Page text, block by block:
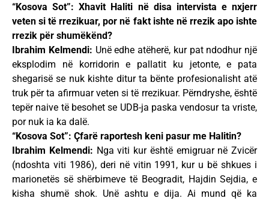
“Kosova Sot”: Xhavit Haliti në disa intervista e nxjerr
veten si të rrezikuar, por në fakt ishte në rrezik apo ishte
rrezik për shumëkënd?
Ibrahim Kelmendi: Unë edhe atëherë, kur pat ndodhur një
eksplodim në korridorin e pallatit ku jetonte, e pata
shegarisë se nuk kishte ditur ta bënte profesionalisht atë
truk për ta afirmuar veten si të rrezikuar. Përndryshe, është
tepër naive të besohet se UDB-ja paska vendosur ta vriste,
por nuk ia ka dalë.
“Kosova Sot”: Çfarë raportesh keni pasur me Halitin?
Ibrahim Kelmendi: Nga viti kur është emigruar në Zvicër
(ndoshta viti 1986), deri në vitin 1991, kur u bë shkues i
marionetës së shërbimeve të Beogradit, Hajdin Sejdia, e
kisha shumë shok. Unë ashtu e dija. Ai mund që ka